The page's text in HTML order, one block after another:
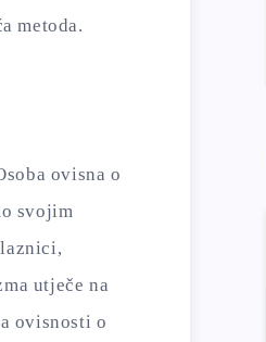
metoda.
ovisna o
svojim
utječe na
ovisnosti o